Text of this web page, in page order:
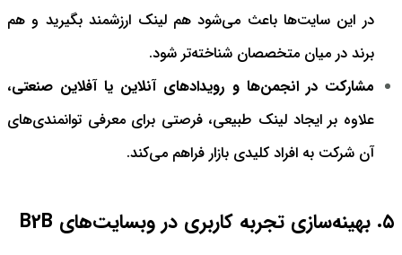
در این سایت‌ها باعث می‌شود هم لینک ارزشمند بگیرید و هم
برند در میان متخصصان شناخته‌تر شود.
مشارکت در انجمن‌ها و رویدادهای آنلاین یا آفلاین صنعتی،
علاوه بر ایجاد لینک طبیعی، فرصتی برای معرفی توانمندی‌های
آن شرکت به افراد کلیدی بازار فراهم می‌کند.
۵. بهینه‌سازی تجربه کاربری در وبسایت‌های B2B